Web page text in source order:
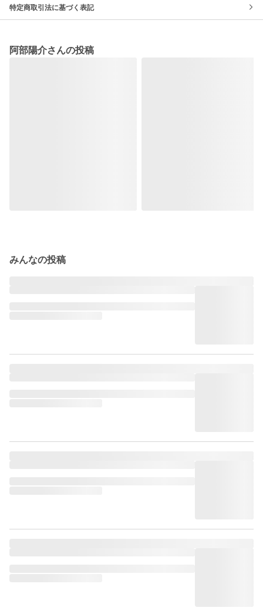
特定商取引法に基づく表記
阿部陽介さんの投稿
みんなの投稿